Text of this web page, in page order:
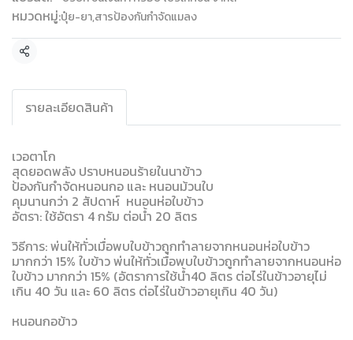
หมวดหมู่:ปุ๋ย-ยา,สารป้องกันกำจัดแมลง
แชร์
รายละเอียดสินค้า
เวอตาโก
สุดยอดพลัง ปราบหนอนร้ายในนาข้าว
ป้องกันกำจัดหนอนกอ และ หนอนม้วนใบ
คุมนานกว่า 2 สัปดาห์ หนอนห่อใบข้าว
อัตรา: ใช้อัตรา 4 กรัม ต่อน้ำ 20 ลิตร
วิธีการ: พ่นให้ทั่วเมื่อพบใบข้าวถูกทำลายจากหนอนห่อใบข้าว
มากกว่า 15% ใบข้าว พ่นให้ทั่วเมื่อพบใบข้าวถูกทำลายจากหนอนห่อ
ใบข้าว มากกว่า 15% (อัตราการใช้น้ำ40 ลิตร ต่อไร่ในข้าวอายุไม่
เกิน 40 วัน และ 60 ลิตร ต่อไร่ในข้าวอายุเกิน 40 วัน)
หนอนกอข้าว